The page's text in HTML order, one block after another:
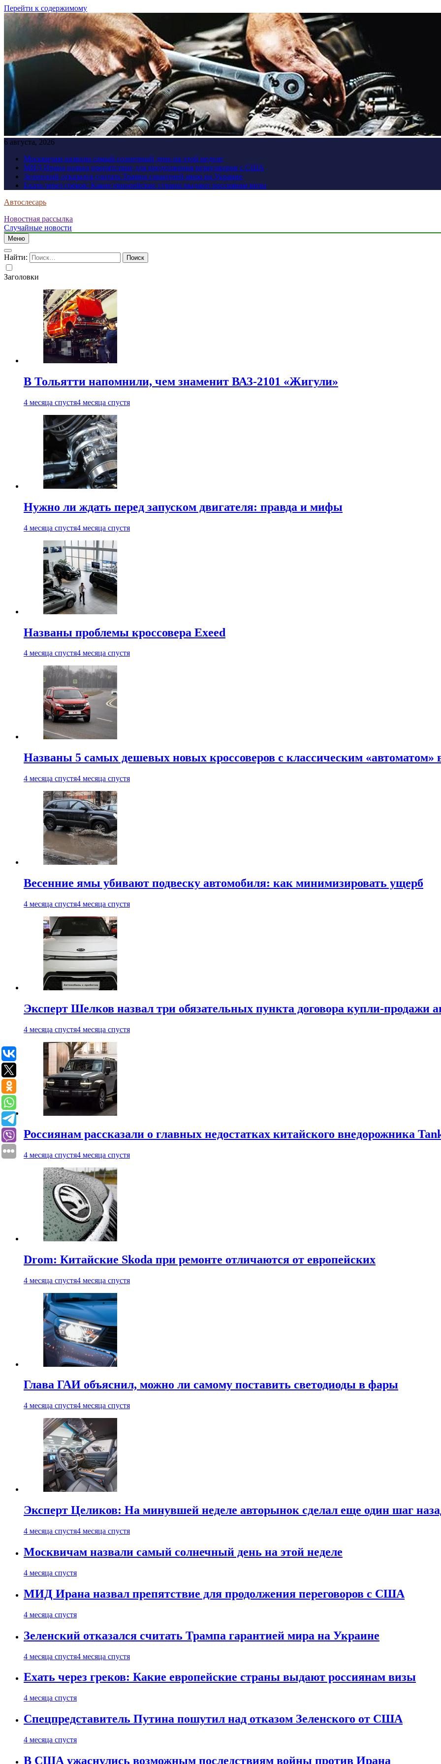
Перейти к содержимому
6 августа, 2026
Москвичам назвали самый солнечный день на этой неделе
МИД Ирана назвал препятствие для продолжения переговоров с США
Зеленский отказался считать Трампа гарантией мира на Украине
Ехать через греков: Какие европейские страны выдают россиянам визы
Автослесарь
Новостная рассылка
Случайные новости
Меню
Найти:
Заголовки
В Тольятти напомнили, чем знаменит ВАЗ-2101 «Жигули»
4 месяца спустя4 месяца спустя
Нужно ли ждать перед запуском двигателя: правда и мифы
4 месяца спустя4 месяца спустя
Названы проблемы кроссовера Exeed
4 месяца спустя4 месяца спустя
Названы 5 самых дешевых новых кроссоверов с классическим «автоматом»
4 месяца спустя4 месяца спустя
Весенние ямы убивают подвеску автомобиля: как минимизировать ущерб
4 месяца спустя4 месяца спустя
Эксперт Шелков назвал три обязательных пункта договора купли-продажи
4 месяца спустя4 месяца спустя
Россиянам рассказали о главных недостатках китайского внедорожника
4 месяца спустя4 месяца спустя
Drom: Китайские Skoda при ремонте отличаются от европейских
4 месяца спустя4 месяца спустя
Глава ГАИ объяснил, можно ли самому поставить светодиоды в фары
4 месяца спустя4 месяца спустя
Эксперт Целиков: На минувшей неделе авторынок сделал еще один шаг
4 месяца спустя4 месяца спустя
Москвичам назвали самый солнечный день на этой неделе
4 месяца спустя
МИД Ирана назвал препятствие для продолжения переговоров с США
4 месяца спустя
Зеленский отказался считать Трампа гарантией мира на Украине
4 месяца спустя4 месяца спустя
Ехать через греков: Какие европейские страны выдают россиянам визы
4 месяца спустя
Спецпредставитель Путина пошутил над отказом Зеленского от США
4 месяца спустя
В США ужаснулись возможным последствиям войны против Ирана